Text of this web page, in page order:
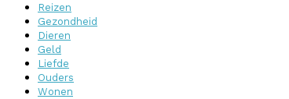
Reizen
Gezondheid
Dieren
Geld
Liefde
Ouders
Wonen